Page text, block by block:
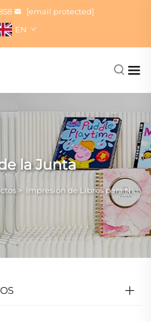
[email protected]
EN
la Junta
> Impresión de Libros para Niños y Pequeños